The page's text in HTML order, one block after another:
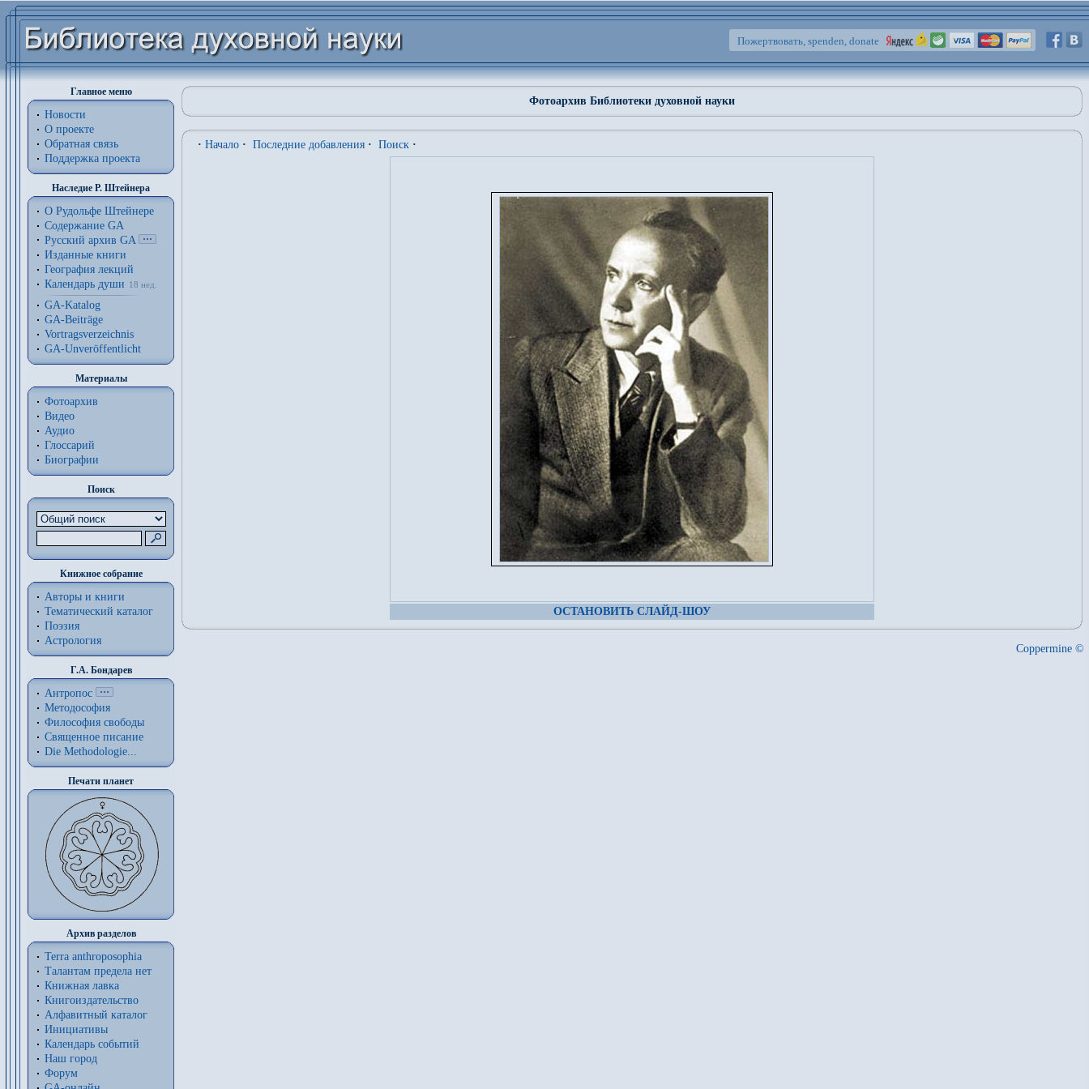
Пожертвовать, spenden, donate
Главное меню
Новости
О проекте
Обратная связь
Поддержка проекта
Наследие Р. Штейнера
О Рудольфе Штейнере
Содержание GA
Русский архив GA
Изданные книги
География лекций
Календарь души
18 нед.
GA-Katalog
GA-Beiträge
Vortragsverzeichnis
GA-Unveröffentlicht
Материалы
Фотоархив
Видео
Аудио
Глоссарий
Биографии
Поиск
Книжное собрание
Авторы и книги
Тематический каталог
Поэзия
Астрология
Г.А. Бондарев
Антропос
Методософия
Философия cвободы
Священное писание
Die Methodologie...
Печати планет
Архив разделов
Terra anthroposophia
Талантам предела нет
Книжная лавка
Книгоиздательство
Алфавитный каталог
Инициативы
Календарь событий
Наш город
Форум
Фотоархив Библиотеки духовной науки
· Начало · Последние добавления · Поиск ·
ОСТАНОВИТЬ СЛАЙД-ШОУ
Coppermine ©